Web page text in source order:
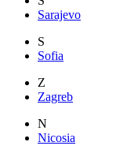
Sarajevo
S
Sofia
Z
Zagreb
N
Nicosia